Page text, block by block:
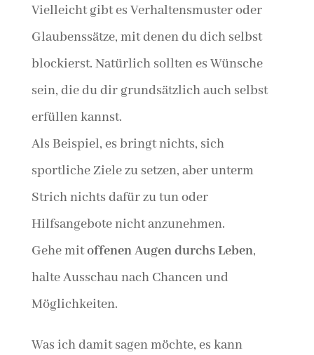
Vielleicht gibt es Verhaltensmuster oder
Glaubenssätze, mit denen du dich selbst
blockierst. Natürlich sollten es Wünsche
sein, die du dir grundsätzlich auch selbst
erfüllen kannst.
Als Beispiel, es bringt nichts, sich
sportliche Ziele zu setzen, aber unterm
Strich nichts dafür zu tun oder
Hilfsangebote nicht anzunehmen.
Gehe mitoffenen Augen durchs Leben,
halte Ausschau nach Chancen und
Möglichkeiten.
Was ich damit sagen möchte, es kann